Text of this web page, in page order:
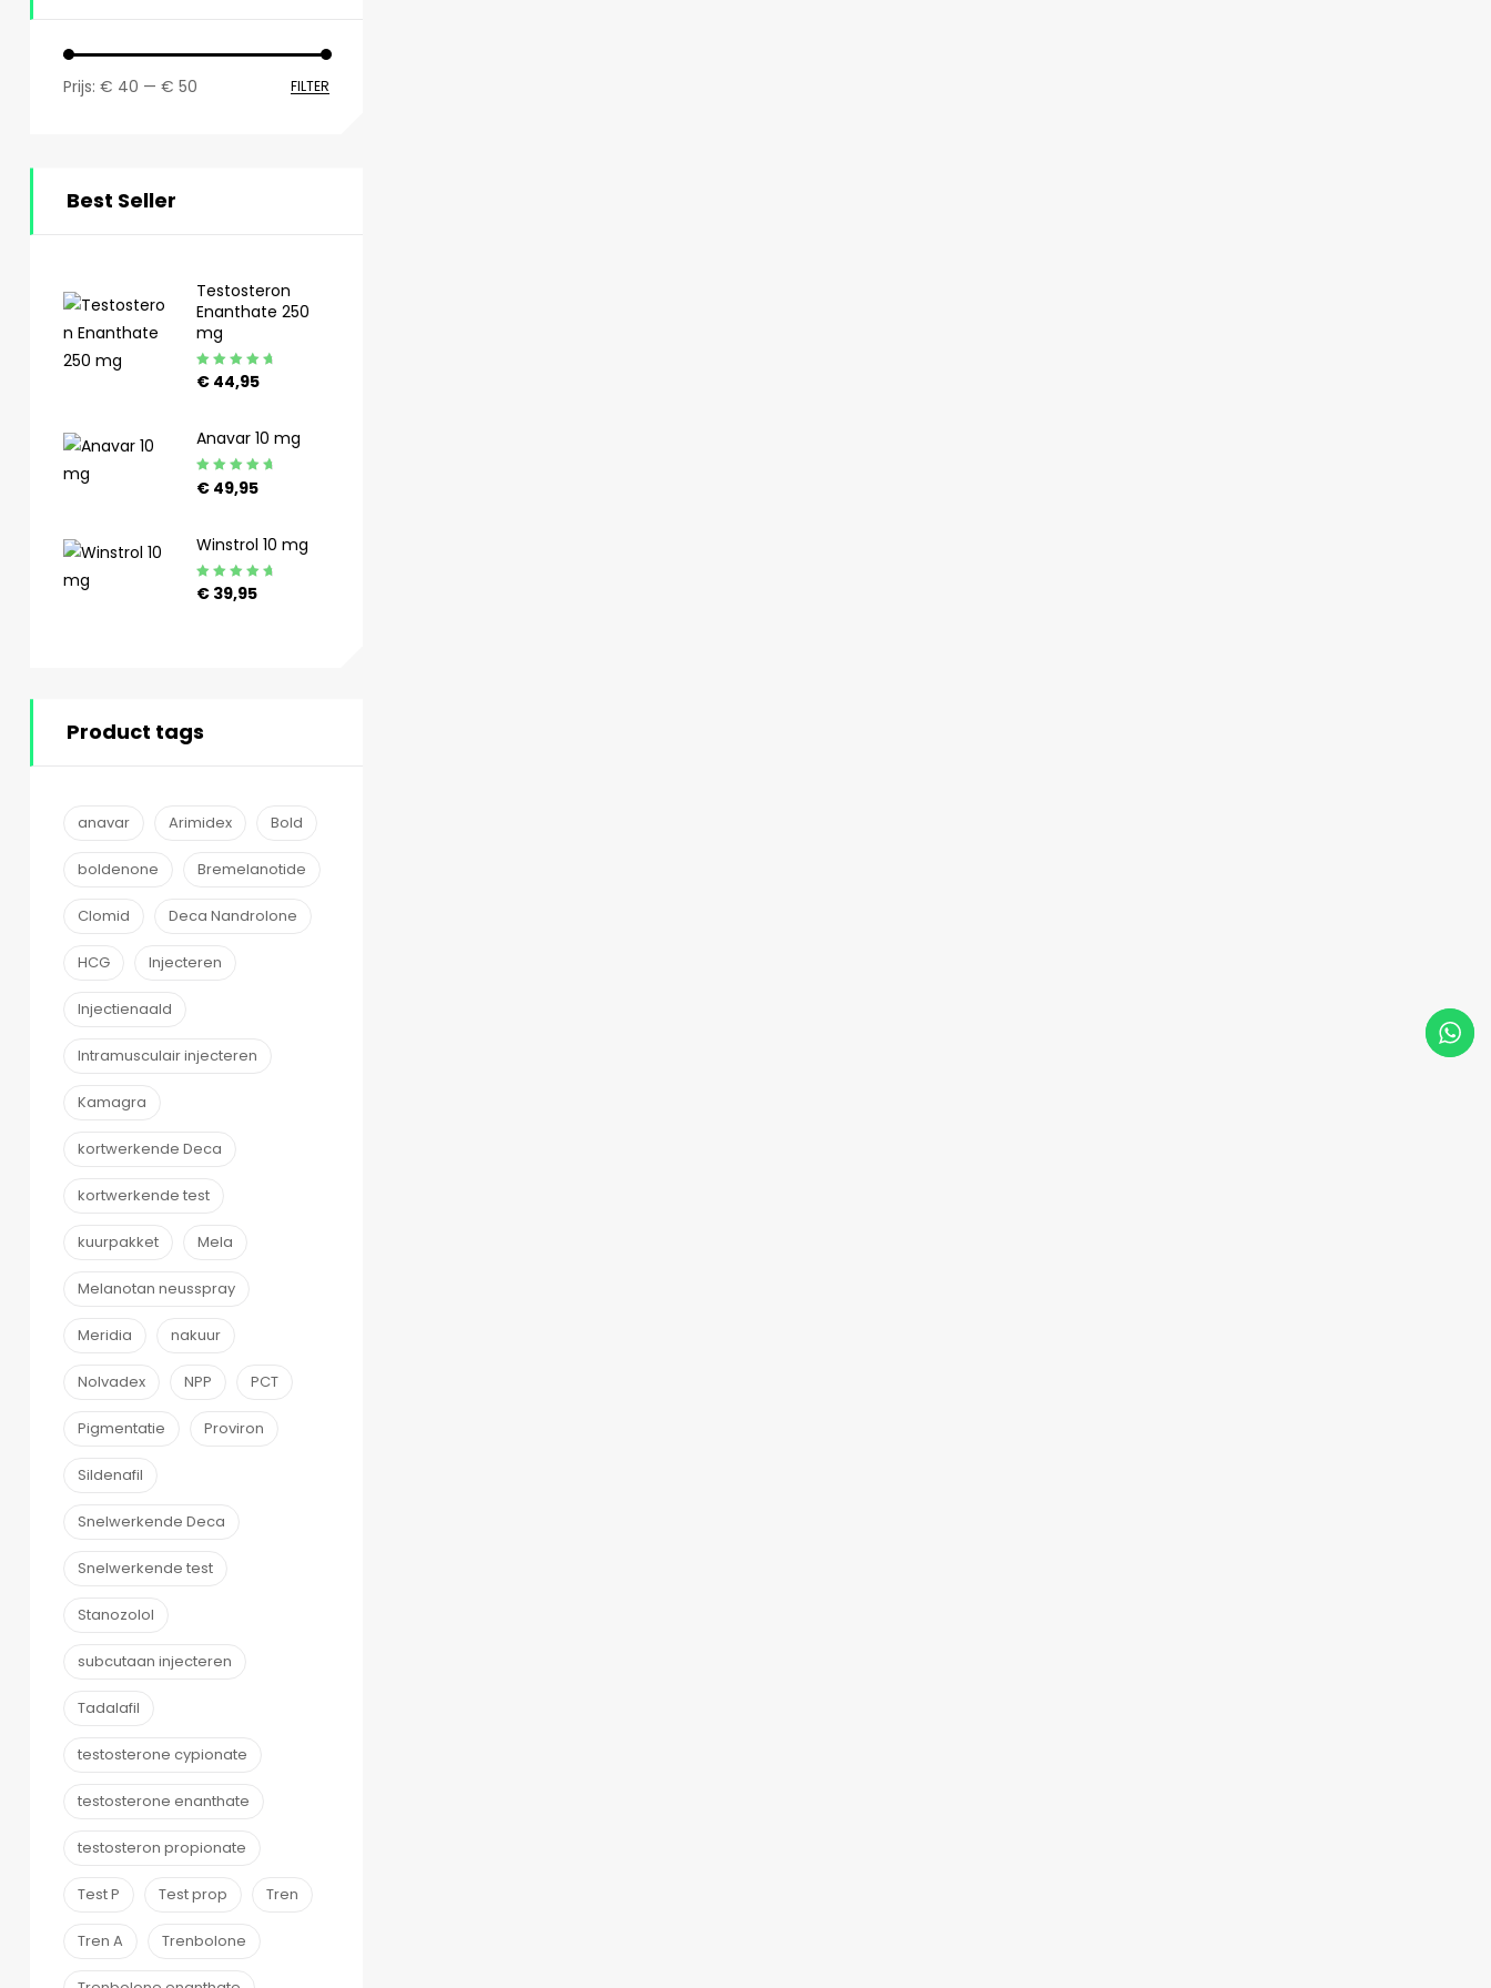
FILTER
Prijs: € 40 — € 50
Best Seller
Testosteron
Enanthate 250
mg
Gewaardeerd
€ 44,95
Anavar 10 mg
Gewaardeerd
€ 49,95
Winstrol 10 mg
Gewaardeerd
€ 39,95
Product tags
anavar Arimidex Bold
boldenone Bremelanotide
Clomid Deca Nandrolone
HCG Injecteren
Injectienaald
Intramusculair injecteren
Kamagra
kortwerkende Deca
kortwerkende test
kuurpakket Mela
Melanotan neusspray
Meridia nakuur
Nolvadex NPP PCT
Pigmentatie Proviron
Sildenafil
Snelwerkende Deca
Snelwerkende test
Stanozolol
subcutaan injecteren
Tadalafil
testosterone cypionate
testosterone enanthate
testosteron propionate
Test P Test prop Tren
Tren A Trenbolone